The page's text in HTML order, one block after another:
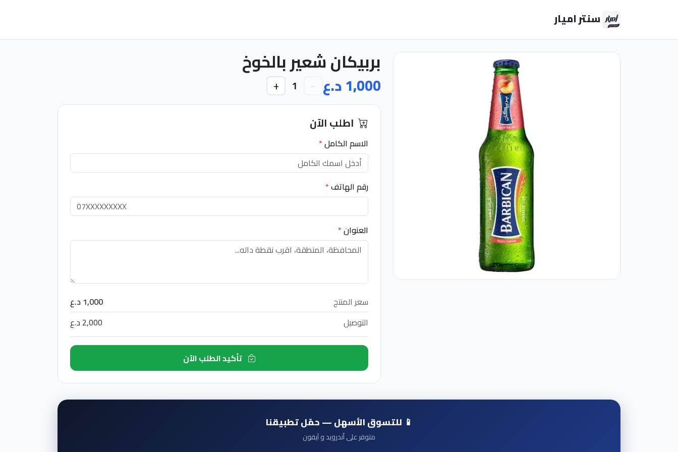
سنتر اميار
بربيكان شعير بالخوخ
1,000 د.ع −
1
+
اطلب الآن
الاسم الكامل*
رقم الهاتف*
العنوان*
سعر المنتج
1,000 د.ع
التوصيل
2,000 د.ع
تأكيد الطلب الآن
📱 للتسوق الأسهل — حمّل تطبيقنا
متوفر على أندرويد و آيفون